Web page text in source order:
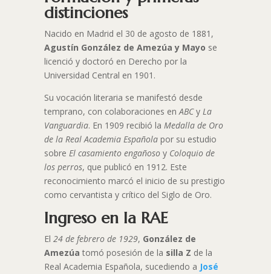
distinciones
Nacido en Madrid el 30 de agosto de 1881,
Agustín González de Amezúa y Mayo se
licenció y doctoró en Derecho por la
Universidad Central en 1901.
Su vocación literaria se manifestó desde
temprano, con colaboraciones enABCy La
Vanguardia. En 1909 recibió la Medalla de Oro
de la Real Academia Españolapor su estudio
sobre El casamiento engañoso y Coloquio de
los perros, que publicó en 1912. Este
reconocimiento marcó el inicio de su prestigio
como cervantista y crítico del Siglo de Oro.
Ingreso en la RAE
El 24 de febrero de 1929, González de
Amezúa tomó posesión de la silla Z de la
Real Academia Española, sucediendo a José